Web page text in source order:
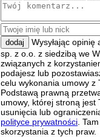
dodaj Wysyłając opinię
sp. z o.o. z siedzibą we
związanych z
podajesz lub
celu wykonania umowy z
Podstawą prawną
umowy, której stroną jest
usunięcia lub
polityce prywatności .
skorzystania z tych praw.